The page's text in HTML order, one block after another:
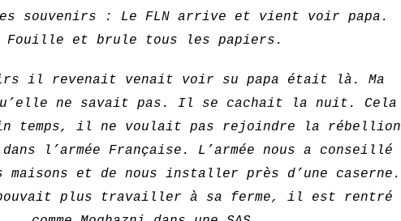
souvenirs : Le FLN arrive et vient voir papa.
Fouille et brule tous les papiers.
il revenait venait voir su papa était là. Ma
ne savait pas. Il se cachait la nuit. Cela
temps, il ne voulait pas rejoindre la rébellion
l’armée Française. L’armée nous a conseillé
et de nous installer près d’une caserne.
pouvait plus travailler à sa ferme, il est rentré